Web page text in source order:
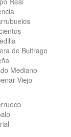
de Buitrago
Mediano
Viejo